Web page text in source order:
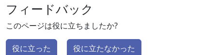
フィードバック
このページは役に立ちましたか?
役に立った 役に立たなかった